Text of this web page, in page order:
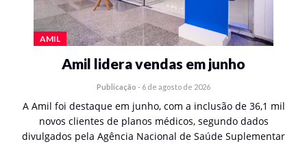
AMIL
Amil lidera vendas em junho
Publicação - 6 de agosto de 2026
A Amil foi destaque em junho, com a inclusão de 36,1 mil
novos clientes de planos médicos, segundo dados
divulgados pela Agência Nacional de Saúde Suplementar